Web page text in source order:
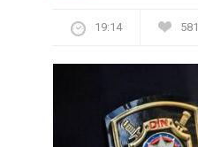
19:14 581